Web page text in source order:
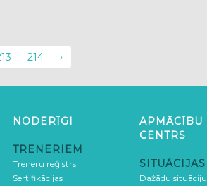
214 ›
NODERĪGI
TRENERIEM
Treneru reģistrs
Sertifikācijas
APMĀCĪBU
CENTRS
SITUĀCIJAS
Dažādu situāciju